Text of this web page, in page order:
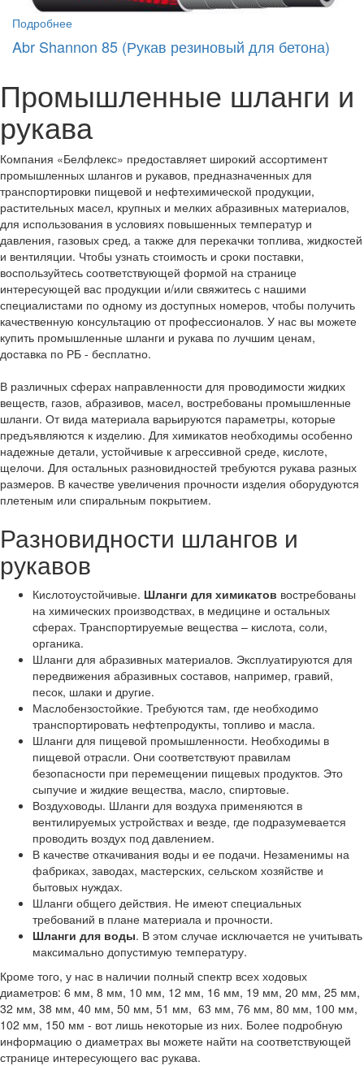
Подробнее
Abr Shannon 85 (Рукав резиновый для бетона)
Промышленные шланги и
рукава
Компания «Белфлекс» предоставляет широкий ассортимент
промышленных шлангов и рукавов, предназначенных для
транспортировки пищевой и нефтехимической продукции,
растительных масел, крупных и мелких абразивных материалов,
для использования в условиях повышенных температур и
давления, газовых сред, а также для перекачки топлива, жидкостей
и вентиляции. Чтобы узнать стоимость и сроки поставки,
воспользуйтесь соответствующей формой на странице
интересующей вас продукции и/или свяжитесь с нашими
специалистами по одному из доступных номеров, чтобы получить
качественную консультацию от профессионалов. У нас вы можете
купить промышленные шланги и рукава по лучшим ценам,
доставка по РБ - бесплатно.
В различных сферах направленности для проводимости жидких
веществ, газов, абразивов, масел, востребованы промышленные
шланги. От вида материала варьируются параметры, которые
предъявляются к изделию. Для химикатов необходимы особенно
надежные детали, устойчивые к агрессивной среде, кислоте,
щелочи. Для остальных разновидностей требуются рукава разных
размеров. В качестве увеличения прочности изделия оборудуются
плетеным или спиральным покрытием.
Разновидности шлангов и
рукавов
Кислотоустойчивые. Шланги для химикатов востребованы
на химических производствах, в медицине и остальных
сферах. Транспортируемые вещества – кислота, соли,
органика.
Шланги для абразивных материалов. Эксплуатируются для
передвижения абразивных составов, например, гравий,
песок, шлаки и другие.
Маслобензостойкие. Требуются там, где необходимо
транспортировать нефтепродукты, топливо и масла.
Шланги для пищевой промышленности. Необходимы в
пищевой отрасли. Они соответствуют правилам
безопасности при перемещении пищевых продуктов. Это
сыпучие и жидкие вещества, масло, спиртовые.
Воздуховоды. Шланги для воздуха применяются в
вентилируемых устройствах и везде, где подразумевается
проводить воздух под давлением.
В качестве откачивания воды и ее подачи. Незаменимы на
фабриках, заводах, мастерских, сельском хозяйстве и
бытовых нуждах.
Шланги общего действия. Не имеют специальных
требований в плане материала и прочности.
Шланги для воды. В этом случае исключается не учитывать
максимально допустимую температуру.
Кроме того, у нас в наличии полный спектр всех ходовых
диаметров: 6 мм, 8 мм, 10 мм, 12 мм, 16 мм, 19 мм, 20 мм, 25 мм,
32 мм, 38 мм, 40 мм, 50 мм, 51 мм, 63 мм, 76 мм, 80 мм, 100 мм,
102 мм, 150 мм - вот лишь некоторые из них. Более подробную
информацию о диаметрах вы можете найти на соответствующей
странице интересующего вас рукава.